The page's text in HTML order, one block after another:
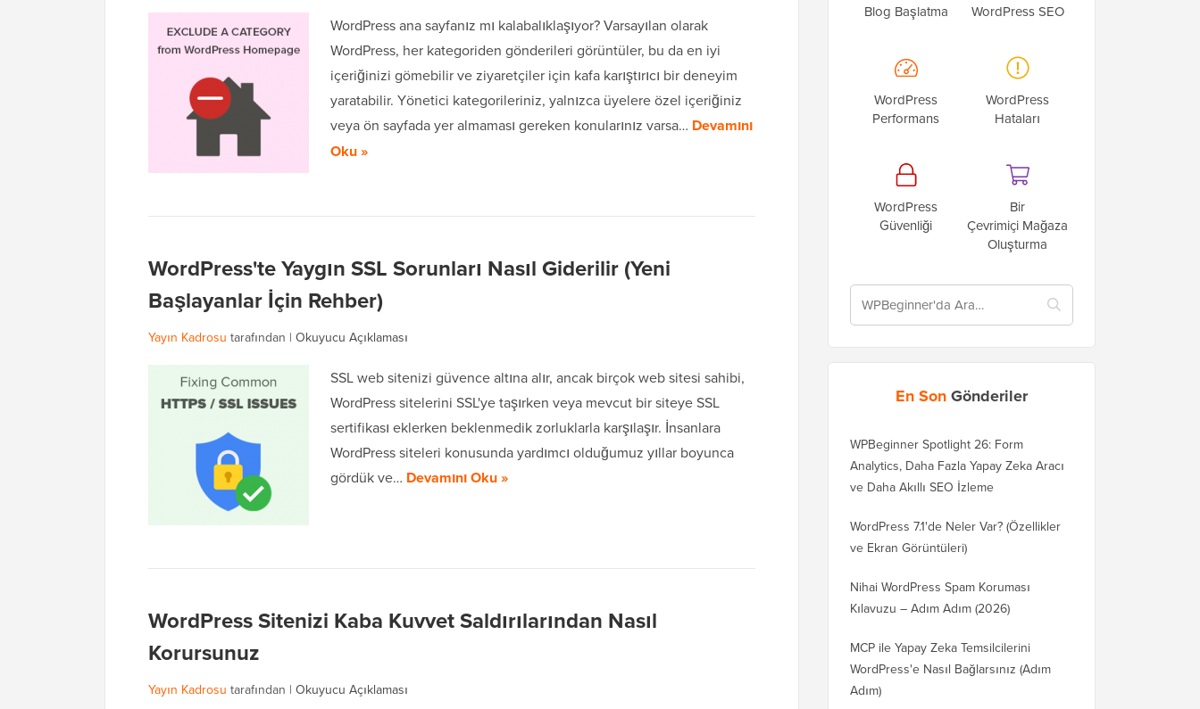
WordPress ana sayfanız mı kalabalıklaşıyor? Varsayılan olarak
WordPress, her kategoriden gönderileri görüntüler, bu da en iyi
içeriğinizi gömebilir ve ziyaretçiler için kafa karıştırıcı bir deneyim
yaratabilir. Yönetici kategorileriniz, yalnızca üyelere özel içeriğiniz
veya ön sayfada yer almaması gereken konularınız varsa… Devamını
Oku »
WordPress'te Yaygın SSL Sorunları Nasıl Giderilir (Yeni
Başlayanlar İçin Rehber)
Yayın Kadrosu tarafından | Okuyucu Açıklaması
SSL web sitenizi güvence altına alır, ancak birçok web sitesi sahibi,
WordPress sitelerini SSL'ye taşırken veya mevcut bir siteye SSL
sertifikası eklerken beklenmedik zorluklarla karşılaşır. İnsanlara
WordPress siteleri konusunda yardımcı olduğumuz yıllar boyunca
gördük ve… Devamını Oku »
WordPress Sitenizi Kaba Kuvvet Saldırılarından Nasıl
Korursunuz
Yayın Kadrosu tarafından | Okuyucu Açıklaması
Blog Başlatma WordPress SEO
WordPress
Performans
WordPress
Hataları
WordPress
Güvenliği
Bir
Çevrimiçi Mağaza
Oluşturma
En SonGönderiler
WPBeginner Spotlight 26: Form
Analytics, Daha Fazla Yapay Zeka Aracı
ve Daha Akıllı SEO İzleme
WordPress 7.1'de Neler Var? (Özellikler
ve Ekran Görüntüleri)
Nihai WordPress Spam Koruması
Kılavuzu – Adım Adım (2026)
MCP ile Yapay Zeka Temsilcilerini
WordPress'e Nasıl Bağlarsınız (Adım
Adım)